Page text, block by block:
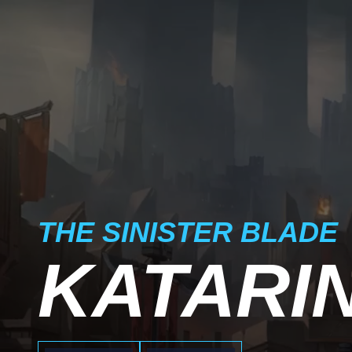
THE SINISTER BLADE